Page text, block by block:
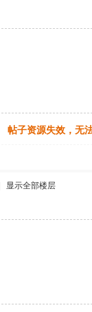
帖子资源失效，无
显示全部楼层